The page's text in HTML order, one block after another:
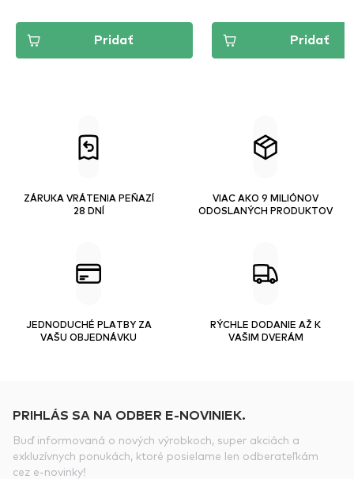
Pridať Pridať
ZÁRUKA VRÁTENIA PEŇAZÍ
28 DNÍ
VIAC AKO 9 MILIÓNOV
ODOSLANÝCH PRODUKTOV
JEDNODUCHÉ PLATBY ZA
VAŠU OBJEDNÁVKU
RÝCHLE DODANIE AŽ K
VAŠIM DVERÁM
PRIHLÁS SA NA ODBER E-NOVINIEK.
Buď informovaná o nových výrobkoch, super akciách a
exkluzívnych ponukách, ktoré posielame len odberateľkám
cez e-novinky!